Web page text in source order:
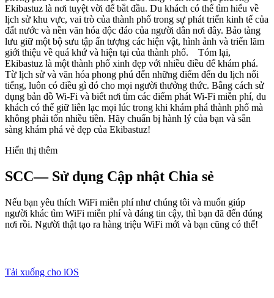
Ekibastuz là nơi tuyệt vời để bắt đầu. Du khách có thể tìm hiểu về
lịch sử khu vực, vai trò của thành phố trong sự phát triển kinh tế của
đất nước và nền văn hóa độc đáo của người dân nơi đây. Bảo tàng
lưu giữ một bộ sưu tập ấn tượng các hiện vật, hình ảnh và triển lãm
giới thiệu về quá khứ và hiện tại của thành phố. Tóm lại,
Ekibastuz là một thành phố xinh đẹp với nhiều điều để khám phá.
Từ lịch sử và văn hóa phong phú đến những điểm đến du lịch nổi
tiếng, luôn có điều gì đó cho mọi người thưởng thức. Bằng cách sử
dụng bản đồ Wi-Fi và biết nơi tìm các điểm phát Wi-Fi miễn phí, du
khách có thể giữ liên lạc mọi lúc trong khi khám phá thành phố mà
không phải tốn nhiều tiền. Hãy chuẩn bị hành lý của bạn và sẵn
sàng khám phá vẻ đẹp của Ekibastuz!
Hiển thị thêm
SCC— Sử dụng Cập nhật Chia sẻ
Nếu bạn yêu thích WiFi miễn phí như chúng tôi và muốn giúp
người khác tìm WiFi miễn phí và đáng tin cậy, thì bạn đã đến đúng
nơi rồi. Người thật tạo ra hàng triệu WiFi mới và bạn cũng có thể!
Tải xuống cho iOS